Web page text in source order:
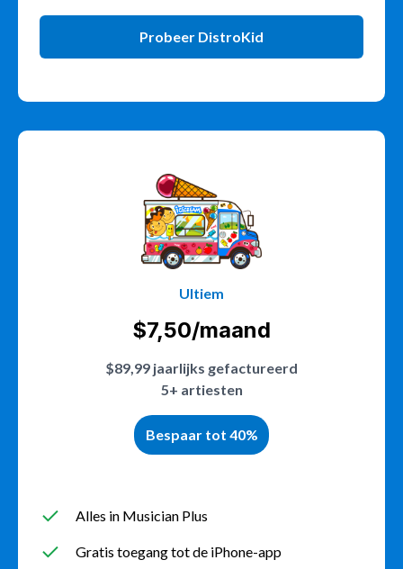
Probeer DistroKid
Ultiem
$7,50/maand
$89,99 jaarlijks gefactureerd
5+ artiesten
Bespaar tot 40%
Alles in Musician Plus
Gratis toegang tot de iPhone-app